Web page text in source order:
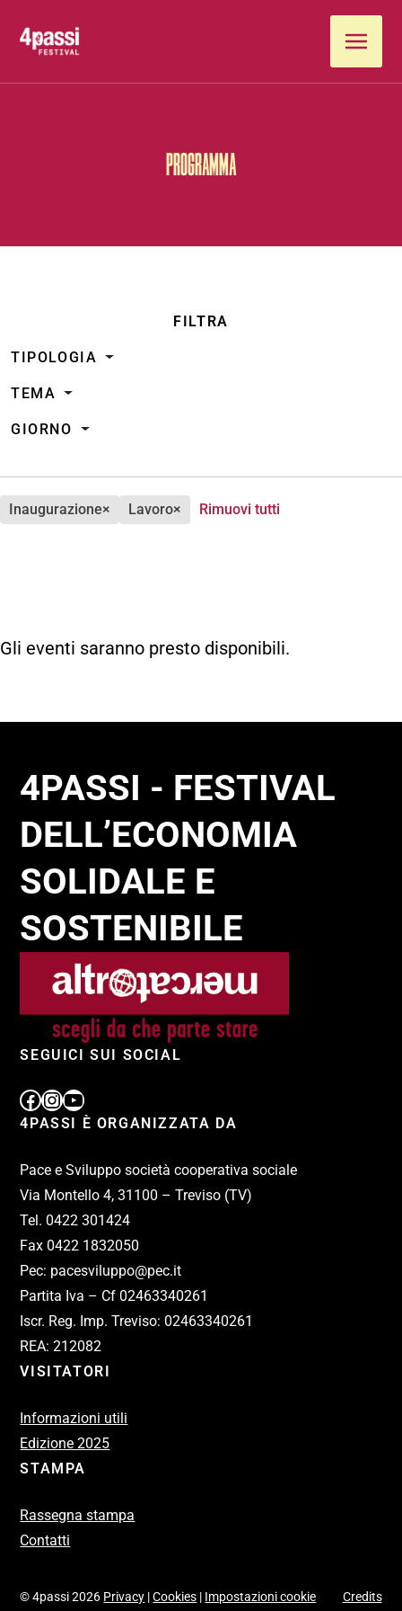
PROGRAMMA
FILTRA
TIPOLOGIA
TEMA
GIORNO
inaugurazione× lavoro× Rimuovi tutti
Gli eventi saranno presto disponibili.
4PASSI - FESTIVAL
DELL’ECONOMIA
SOLIDALE E
SOSTENIBILE
SEGUICI SUI SOCIAL
4PASSI È ORGANIZZATA DA
Pace e Sviluppo società cooperativa sociale
Via Montello 4, 31100 – Treviso (TV)
Tel. 0422 301424
Fax 0422 1832050
Pec: pacesviluppo@pec.it
Partita Iva – Cf 02463340261
Iscr. Reg. Imp. Treviso: 02463340261
REA: 212082
VISITATORI
Informazioni utili
Edizione 2025
STAMPA
Rassegna stampa
Contatti
© 4passi 2026 Privacy |Cookies | Impostazioni cookie Credits